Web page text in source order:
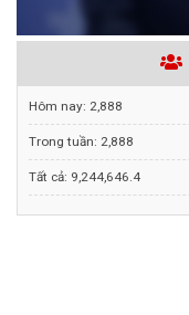
Hôm nay: 2,888
Trong tuần: 2,888
Tất cả: 9,244,646.4